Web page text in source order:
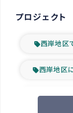
プロジェクト
西岸地区
西岸地区